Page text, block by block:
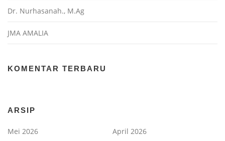
Dr. Nurhasanah., M.Ag
JMA AMALIA
KOMENTAR TERBARU
ARSIP
Mei 2026
April 2026